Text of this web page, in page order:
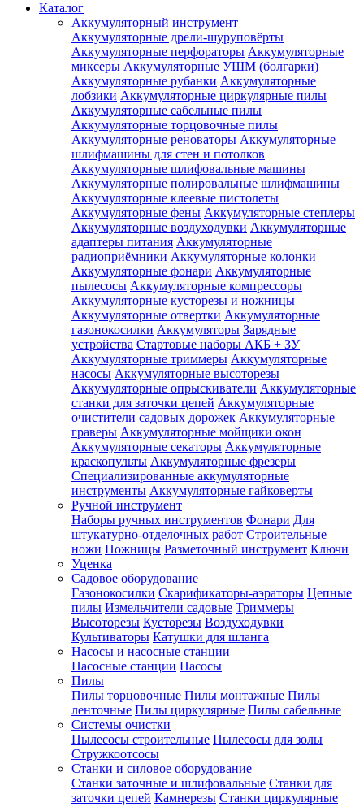
Каталог
Аккумуляторный инструмент
Аккумуляторные дрели-шуруповёрты
Аккумуляторные перфораторы Аккумуляторные
миксеры Аккумуляторные УШМ (болгарки)
Аккумуляторные рубанки Аккумуляторные
лобзики Аккумуляторные циркулярные пилы
Аккумуляторные сабельные пилы
Аккумуляторные торцовочные пилы
Аккумуляторные реноваторы Аккумуляторные
шлифмашины для стен и потолков
Аккумуляторные шлифовальные машины
Аккумуляторные полировальные шлифмашины
Аккумуляторные клеевые пистолеты
Аккумуляторные фены Аккумуляторные степлеры
Аккумуляторные воздуходувки Аккумуляторные
адаптеры питания Аккумуляторные
радиоприёмники Аккумуляторные колонки
Аккумуляторные фонари Аккумуляторные
пылесосы Аккумуляторные компрессоры
Аккумуляторные кусторезы и ножницы
Аккумуляторные отвертки Аккумуляторные
газонокосилки Аккумуляторы Зарядные
устройства Стартовые наборы АКБ + ЗУ
Аккумуляторные триммеры Аккумуляторные
насосы Аккумуляторные высоторезы
Аккумуляторные опрыскиватели Аккумуляторные
станки для заточки цепей Аккумуляторные
очистители садовых дорожек Аккумуляторные
граверы Аккумуляторные мойщики окон
Аккумуляторные секаторы Аккумуляторные
краскопульты Аккумуляторные фрезеры
Специализированные аккумуляторные
инструменты Аккумуляторные гайковерты
Ручной инструмент
Наборы ручных инструментов Фонари Для
штукатурно-отделочных работ Строительные
ножи Ножницы Разметочный инструмент Ключи
Уценка
Садовое оборудование
Газонокосилки Скарификаторы-аэраторы Цепные
пилы Измельчители садовые Триммеры
Высоторезы Кусторезы Воздуходувки
Культиваторы Катушки для шланга
Насосы и насосные станции
Насосные станции Насосы
Пилы
Пилы торцовочные Пилы монтажные Пилы
ленточные Пилы циркулярные Пилы сабельные
Системы очистки
Пылесосы строительные Пылесосы для золы
Стружкоотсосы
Станки и силовое оборудование
Станки заточные и шлифовальные Станки для
заточки цепей Камнерезы Станки циркулярные